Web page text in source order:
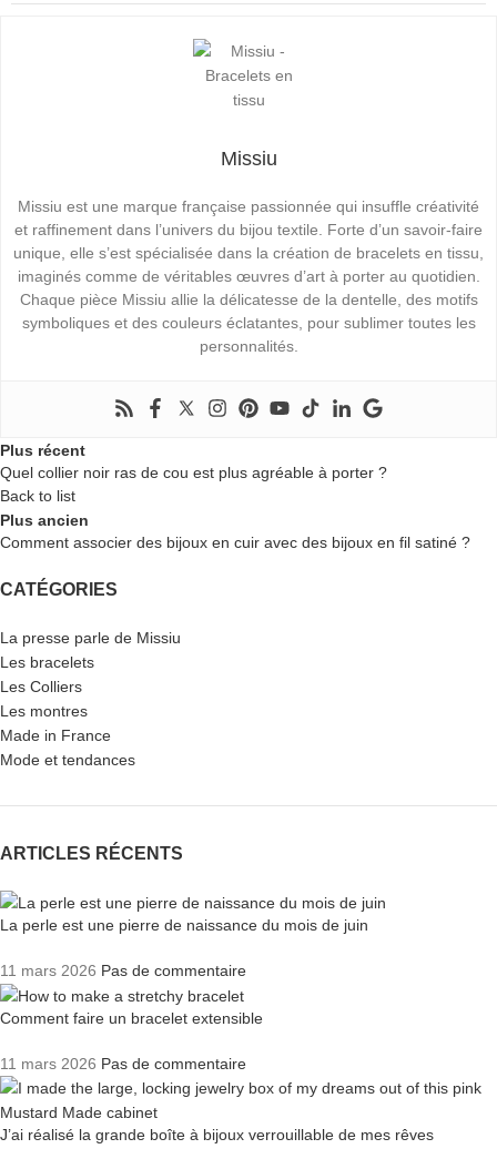
Missiu
Missiu est une marque française passionnée qui insuffle créativité
et raffinement dans l’univers du bijou textile. Forte d’un savoir-faire
unique, elle s’est spécialisée dans la création de bracelets en tissu,
imaginés comme de véritables œuvres d’art à porter au quotidien.
Chaque pièce Missiu allie la délicatesse de la dentelle, des motifs
symboliques et des couleurs éclatantes, pour sublimer toutes les
personnalités.
Plus récent
Quel collier noir ras de cou est plus agréable à porter ?
Back to list
Plus ancien
Comment associer des bijoux en cuir avec des bijoux en fil satiné ?
CATÉGORIES
La presse parle de Missiu
Les bracelets
Les Colliers
Les montres
Made in France
Mode et tendances
ARTICLES RÉCENTS
La perle est une pierre de naissance du mois de juin
11 mars 2026 Pas de commentaire
Comment faire un bracelet extensible
11 mars 2026 Pas de commentaire
J’ai réalisé la grande boîte à bijoux verrouillable de mes rêves